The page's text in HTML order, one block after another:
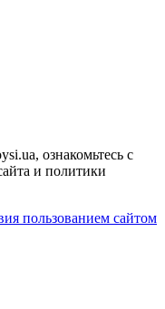
ознакомьтесь с
и политики
пользованием сайтом